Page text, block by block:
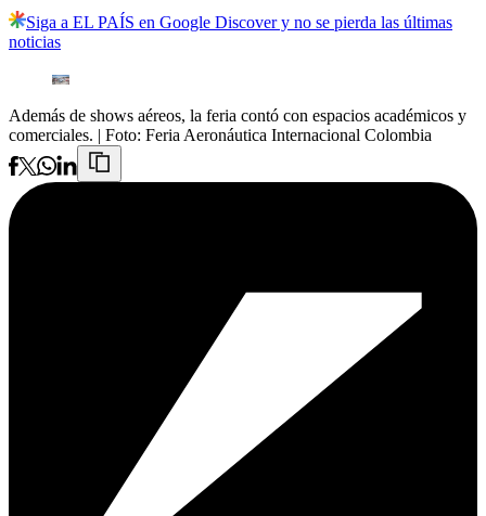
Siga a EL PAÍS en Google Discover y no se pierda las últimas
noticias
Además de shows aéreos, la feria contó con espacios académicos y
comerciales. | Foto: Feria Aeronáutica Internacional Colombia